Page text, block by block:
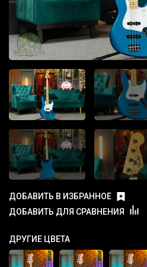
ДОБАВИТЬ В ИЗБРАННОЕ
ДОБАВИТЬ ДЛЯ СРАВНЕНИЯ
ДРУГИЕ ЦВЕТА